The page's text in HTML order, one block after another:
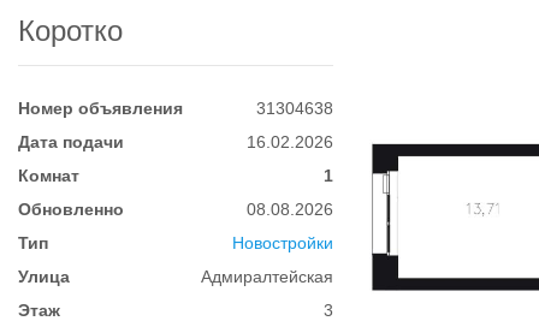
Коротко
Номер объявления
31304638
Дата подачи
16.02.2026
Комнат
1
Обновленно
08.08.2026
Тип
Новостройки
Улица
Адмиралтейская
Этаж
3